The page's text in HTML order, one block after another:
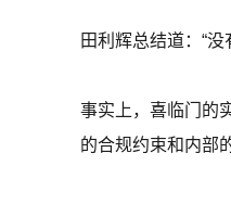
田利辉总结道：“
事实上，喜临门的
的合规约束和内部